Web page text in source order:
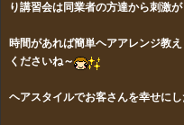
り講習会は同業者の方達から刺激
時間があれば簡単ヘアアレンジ教
くださいね～
ヘアスタイルでお客さんを幸せに